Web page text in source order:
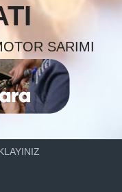
SARIMI